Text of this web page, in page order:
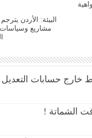
البيئة: الأردن
مشاريع وسياسات
الشماتة !